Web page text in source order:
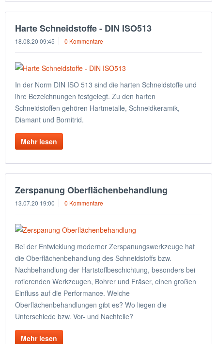
Harte Schneidstoffe - DIN ISO513
18.08.20 09:45 0 Kommentare
In der Norm DIN ISO 513 sind die harten Schneidstoffe und
ihre Bezeichnungen festgelegt. Zu den harten
Schneidstoffen gehören Hartmetalle, Schneidkeramik,
Diamant und Bornitrid.
Mehr lesen
Zerspanung Oberflächenbehandlung
13.07.20 19:00 0 Kommentare
Bei der Entwicklung moderner Zerspanungswerkzeuge hat
die Oberflächenbehandlung des Schneidstoffs bzw.
Nachbehandlung der Hartstoffbeschichtung, besonders bei
rotierenden Werkzeugen, Bohrer und Fräser, einen großen
Einfluss auf die Performance. Welche
Oberflächenbehandlungen gibt es? Wo liegen die
Unterschiede bzw. Vor- und Nachteile?
Mehr lesen